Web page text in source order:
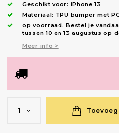
Geschikt voor: iPhone 13
Materiaal: TPU bumper met
op voorraad.Bestel je
tussen 10 en 13 augustus op
Meer info >
1